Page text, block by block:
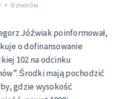
Dziwnów
Jóźwiak poinformował,
o dofinansowanie
102 na odcinku
Środki mają pochodzić
gdzie wysokość